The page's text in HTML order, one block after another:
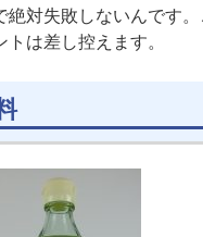
絶対失敗しないんです
トは差し控えます。